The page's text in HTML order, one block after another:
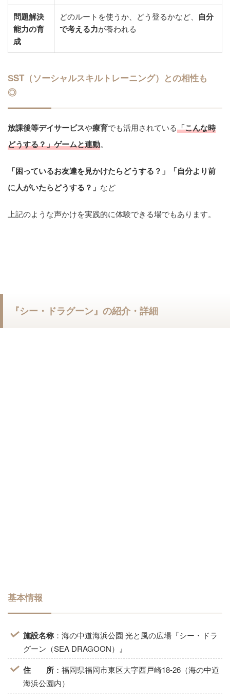
問題解決
能力の育
成
どのルートを使うか、どう登るかなど、 自分
で考える力が養われる
SST（ソーシャルスキルトレーニング）との相性も
◎
放課後等デイサービスや療育でも活用されている「こんな時
どうする？」ゲームと連動。
「困っているお友達を見かけたらどうする？」「自分より前
に人がいたらどうする？」 など
上記のような声かけを実践的に体験できる場でもあります。
『シー・ドラグーン』の紹介・詳細
基本情報
施設名称：海の中道海浜公園 光と風の広場『シー・ドラ
グーン（SEA DRAGOON）』
住 所 ：福岡県福岡市東区大字西戸崎18-26（海の中道
海浜公園内）